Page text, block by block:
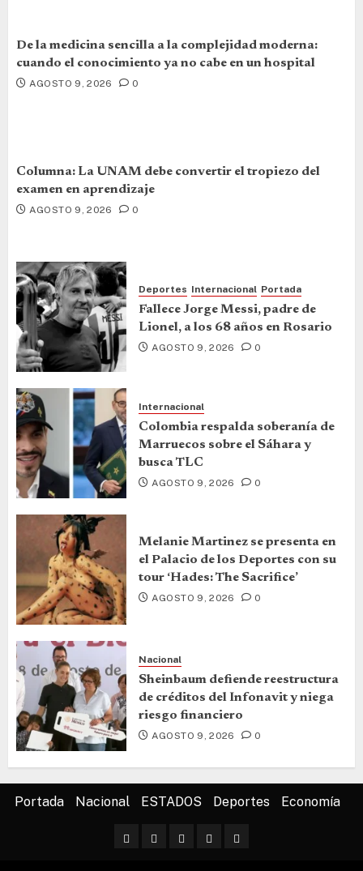
De la medicina sencilla a la complejidad moderna:
cuando el conocimiento ya no cabe en un hospital
AGOSTO 9, 2026 0
Columna: La UNAM debe convertir el tropiezo del
examen en aprendizaje
AGOSTO 9, 2026 0
Deportes Internacional Portada
Fallece Jorge Messi, padre de
Lionel, a los 68 años en Rosario
AGOSTO 9, 2026 0
Internacional
Colombia respalda soberanía de
Marruecos sobre el Sáhara y
busca TLC
AGOSTO 9, 2026 0
Melanie Martinez se presenta en
el Palacio de los Deportes con su
tour ‘Hades: The Sacrifice’
AGOSTO 9, 2026 0
Nacional
Sheinbaum defiende reestructura
de créditos del Infonavit y niega
riesgo financiero
AGOSTO 9, 2026 0
Portada Nacional ESTADOS Deportes Economía